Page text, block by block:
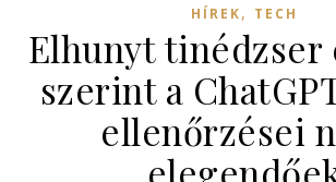
HÍREK, TECH
Elhunyt tinédzser
szerint a
ellenőrzései